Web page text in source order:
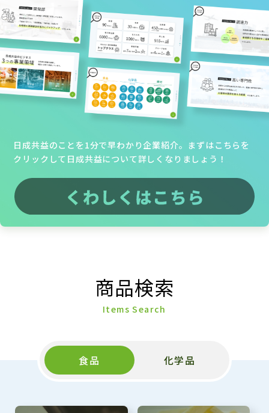
日成共益のことを1分で早わかり企業紹介。まずはこちらを
クリックして日成共益について詳しくなりましょう！
商品検索
Items Search
食品 化学品